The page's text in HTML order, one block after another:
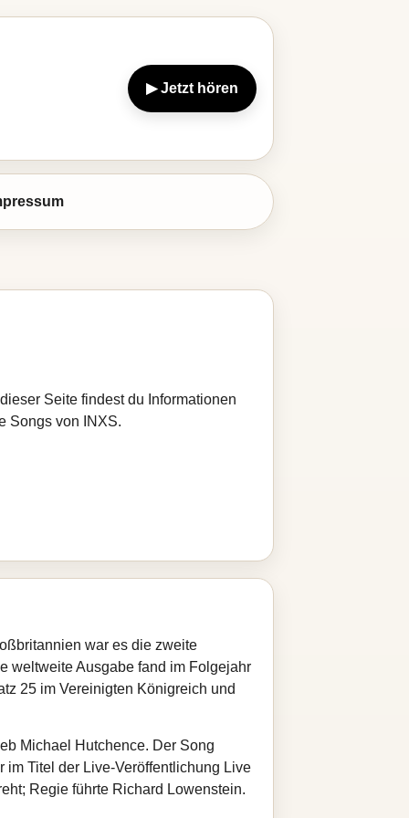
▶ Jetzt hören
Seite findest du Informationen
Songs von INXS.
war es die zweite
weltweite Ausgabe fand im Folgejahr
25 im Vereinigten Königreich und
Michael Hutchence. Der Song
im Titel der Live-Veröffentlichung Live
Regie führte Richard Lowenstein.